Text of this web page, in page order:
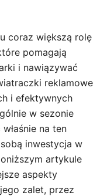
coraz większą rolę
pomagają
i nawiązywać
reklamowe
i efektywnych
w sezonie
na ten
inwestycja w
artykule
aspekty
zalet, przez